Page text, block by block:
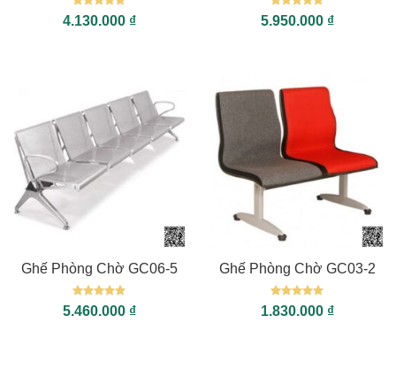
Được xếp
hạng55
4.130.000 ₫
Được xếp
hạng55
5.950.000 ₫
Ghế Phòng Chờ GC06-5
Được xếp
hạng55
5.460.000 ₫
Ghế Phòng Chờ GC03-2
Được xếp
hạng55
1.830.000 ₫